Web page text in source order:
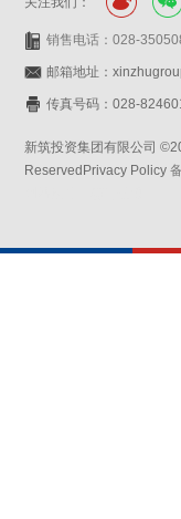
销售电话：028-
邮箱地址：
传真号码：028-
新筑投资集团有限公司
ReservedPrivacy Policy